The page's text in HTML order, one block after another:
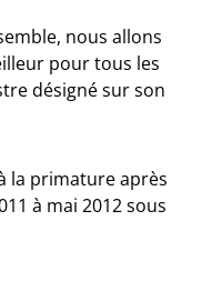
nous allons
pour tous les
désigné sur son
la primature après
à mai 2012 sous